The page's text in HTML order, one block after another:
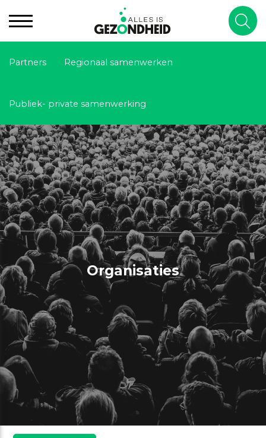
Partners Regionaal samenwerken
Publiek- private samenwerking
Organisaties